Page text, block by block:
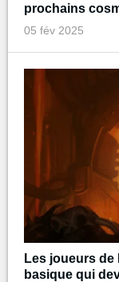
prochains
05 fév 2025
Les joueurs
basique qui